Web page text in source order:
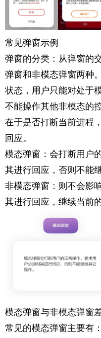
常见弹窗示例
弹窗的分类：从弹窗的
弹窗和非模态弹窗两种
状态，用户只能对处于
不能操作其他非模态的
在于是否打断当前进程
回应。
模态弹窗：会打断用户
其进行回应，否则不能
非模态弹窗：则不会影
其进行回应，继续当前
模态弹窗与非模态弹窗
常见的模态弹窗主要有